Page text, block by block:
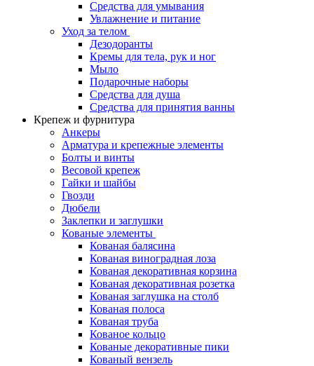
Средства для умывания
Увлажнение и питание
Уход за телом
Дезодоранты
Кремы для тела, рук и ног
Мыло
Подарочные наборы
Средства для душа
Средства для принятия ванны
Крепеж и фурнитура
Анкеры
Арматура и крепежные элементы
Болты и винты
Весовой крепеж
Гайки и шайбы
Гвозди
Дюбели
Заклепки и заглушки
Кованые элементы
Кованая балясина
Кованая виноградная лоза
Кованая декоративная корзина
Кованая декоративная розетка
Кованая заглушка на столб
Кованая полоса
Кованая труба
Кованое кольцо
Кованые декоративные пики
Кованый вензель